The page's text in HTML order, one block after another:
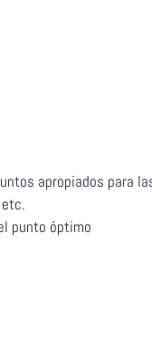
apropiados para
punto óptimo